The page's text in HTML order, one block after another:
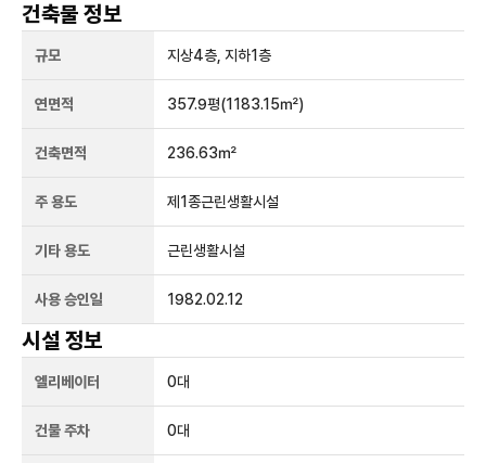
건축물 정보
규모 지상4층, 지하1층
연면적 357.9평(1183.15㎡)
건축면적 236.63㎡
주 용도 제1종근린생활시설
기타 용도 근린생활시설
사용 승인일 1982.02.12
시설 정보
엘리베이터 0대
건물 주차 0대